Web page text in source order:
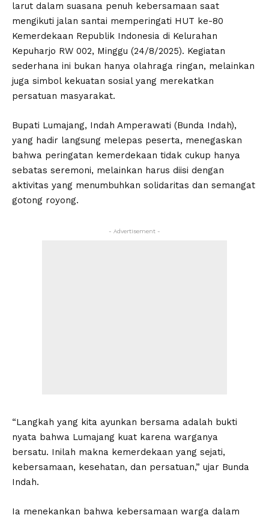
larut dalam suasana penuh kebersamaan saat
mengikuti jalan santai memperingati HUT ke-80
Kemerdekaan Republik Indonesia di Kelurahan
Kepuharjo RW 002, Minggu (24/8/2025). Kegiatan
sederhana ini bukan hanya olahraga ringan, melainkan
juga simbol kekuatan sosial yang merekatkan
persatuan masyarakat.
Bupati Lumajang, Indah Amperawati (Bunda Indah),
yang hadir langsung melepas peserta, menegaskan
bahwa peringatan kemerdekaan tidak cukup hanya
sebatas seremoni, melainkan harus diisi dengan
aktivitas yang menumbuhkan solidaritas dan semangat
gotong royong.
- Advertisement -
“Langkah yang kita ayunkan bersama adalah bukti
nyata bahwa Lumajang kuat karena warganya
bersatu. Inilah makna kemerdekaan yang sejati,
kebersamaan, kesehatan, dan persatuan,” ujar Bunda
Indah.
Ia menekankan bahwa kebersamaan warga dalam